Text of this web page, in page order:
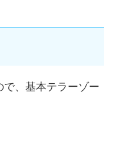
、基本テラーゾー